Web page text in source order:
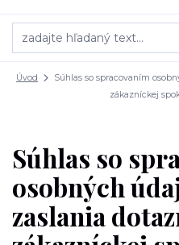
Úvod
Súhlas so spracovaním
zákazníckej
Súhlas so
osobných
zaslania